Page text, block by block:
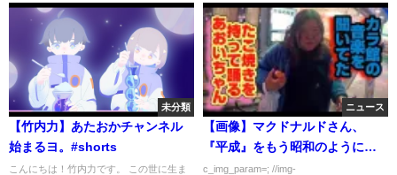
未分類
【竹内力】あたおかチャンネル
始まるヨ。#shorts
こんにちは！竹内力です。 この世に生ま
ニュース
【画像】マクドナルドさん、
『平成』をもう昭和のように扱
ってしまう
c_img_param=; //img-